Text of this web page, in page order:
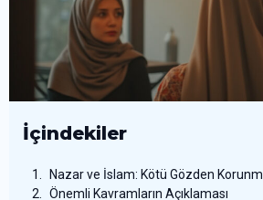
İçindekiler
Nazar ve İslam: Kötü Gözden
Önemli Kavramların Açıklaması